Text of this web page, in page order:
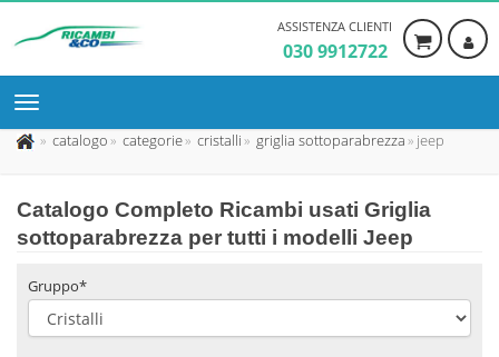
ASSISTENZA CLIENTI
030 9912722
catalogo categorie cristalli griglia sottoparabrezza jeep
Catalogo Completo Ricambi usati Griglia
sottoparabrezza per tutti i modelli Jeep
Gruppo*